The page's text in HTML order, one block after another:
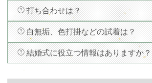
打ち合わせは？
白無垢、色打掛などの試着は？
結婚式に役立つ情報はありますか？